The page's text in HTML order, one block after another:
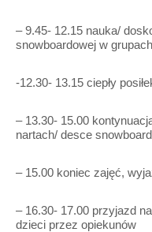
– 9.45- 12.15 nauka/
snowboardowej w
-12.30- 13.15 ciepły
– 13.30- 15.00
nartach/ desce
– 15.00 koniec zajęć,
– 16.30- 17.00 przyjazd
dzieci przez opiekunów